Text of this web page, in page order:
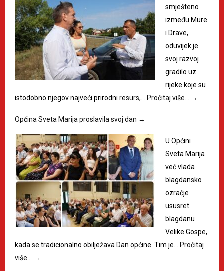
smješteno
između Mure
i Drave,
oduvijek je
svoj razvoj
gradilo uz
rijeke koje su
istodobno njegov najveći prirodni resurs,… Pročitaj više… →
Općina Sveta Marija proslavila svoj dan →
U Općini
Sveta Marija
već vlada
blagdansko
ozračje
ususret
blagdanu
Velike Gospe,
kada se tradicionalno obilježava Dan općine. Tim je… Pročitaj
više… →